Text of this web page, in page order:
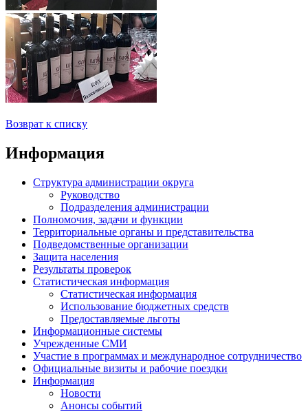
Возврат к списку
Информация
Структура администрации округа
Руководство
Подразделения администрации
Полномочия, задачи и функции
Территориальные органы и представительства
Подведомственные организации
Защита населения
Результаты проверок
Статистическая информация
Статистическая информация
Использование бюджетных средств
Предоставляемые льготы
Информационные системы
Учрежденные СМИ
Участие в программах и международное сотрудничество
Официальные визиты и рабочие поездки
Информация
Новости
Анонсы событий